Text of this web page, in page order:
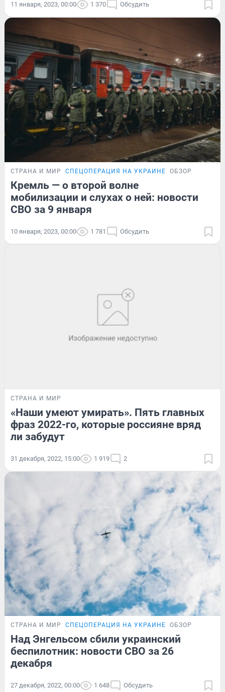
11 января, 2023, 00:00 1 370 Обсудить
СТРАНА И МИР СПЕЦОПЕРАЦИЯ НА УКРАИНЕ ОБЗОР
Кремль — о второй волне
мобилизации и слухах о ней: новости
СВО за 9 января
10 января, 2023, 00:00 1 781 Обсудить
СТРАНА И МИР
«Наши умеют умирать». Пять главных
фраз 2022-го, которые россияне вряд
ли забудут
31 декабря, 2022, 15:00 1 919 2
СТРАНА И МИР СПЕЦОПЕРАЦИЯ НА УКРАИНЕ ОБЗОР
Над Энгельсом сбили украинский
беспилотник: новости СВО за 26
декабря
27 декабря, 2022, 00:00 1 648 Обсудить